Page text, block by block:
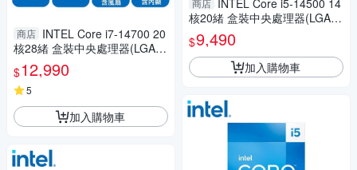
商店 INTEL Core i7-14700 20
核28緒 盒裝中央處理器(LGA17
00/含風扇/含內顯)
$12,990
5
加入購物車
商店
INTEL Core i5-14500 14
核20緒 盒裝中央處理器(LGA17
00/含風扇/含內顯)
$9,490
加入購物車